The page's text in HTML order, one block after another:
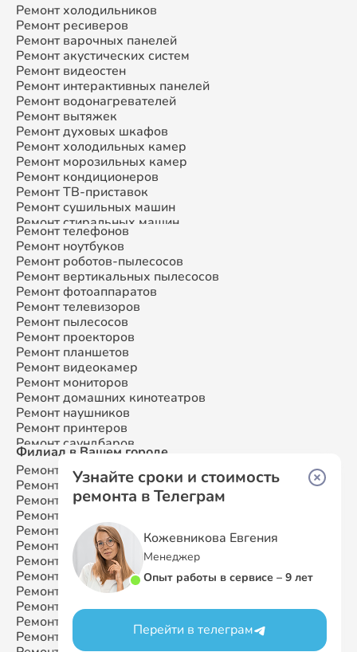
Ремонт холодильников
Ремонт ресиверов
Ремонт варочных панелей
Ремонт акустических систем
Ремонт видеостен
Ремонт интерактивных панелей
Ремонт водонагревателей
Ремонт вытяжек
Ремонт духовых шкафов
Ремонт холодильных камер
Ремонт морозильных камер
Ремонт кондиционеров
Ремонт ТВ-приставок
Ремонт сушильных машин
Ремонт стиральных машин
Ремонт микроволновых печей
Ремонт смарт-часов
Ремонт атс
Ремонт сплит-систем
Ремонт телефонов
Ремонт ноутбуков
Ремонт роботов-пылесосов
Ремонт вертикальных пылесосов
Ремонт фотоаппаратов
Ремонт телевизоров
Ремонт пылесосов
Ремонт проекторов
Ремонт планшетов
Ремонт видеокамер
Ремонт мониторов
Ремонт домашних кинотеатров
Ремонт наушников
Ремонт принтеров
Ремонт саундбаров
Ремонт VR систем
Ремонт сабвуферов
Ремонт посудомоечных машин
Филиал в Вашем городе
Ремонт SamsungМосква
Ремонт SamsungСанкт-Петербург
Ремонт SamsungКраснодар
Ремонт Samsung
Ремонт Samsung Нижний Новгород
Ремонт SamsungНовосибирск
Ремонт SamsungКазань
Ремонт SamsungЕкатеринбург
Ремонт SamsungВоронеж
Ремонт SamsungВолгоград
Ремонт Samsung
Самара
Ремонт Samsung
Пермь
Узнайте сроки и стоимость
ремонта в Телеграм
Кожевникова Евгения
Менеджер
Опыт работы в сервисе – 9 лет
Перейти в телеграм